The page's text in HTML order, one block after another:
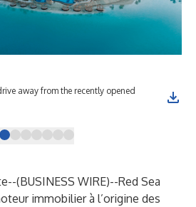
away from the recently opened
(BUSINESS WIRE)--Red Sea
immobilier à l’origine des